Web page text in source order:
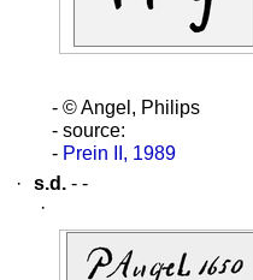
- © Angel, Philips
- source:
- Prein II, 1989
·
s.d. - -
·